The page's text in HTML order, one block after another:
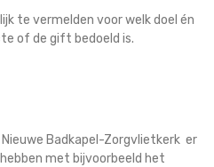
te vermelden voor welk doel én
of de gift bedoeld is.
Badkapel-Zorgvlietkerk er
met bijvoorbeeld het